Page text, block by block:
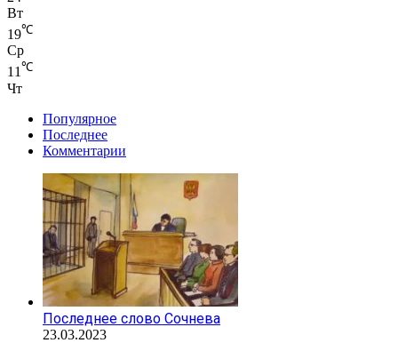
Вт
19℃
Ср
11℃
Чт
Популярное
Последнее
Комментарии
Последнее слово Сочнева
23.03.2023